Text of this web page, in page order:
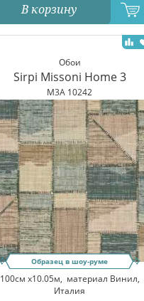
В корзину
Обои
Sirpi Missoni Home 3
M3A 10242
Образец в шоу-руме
100см x10.05м, материал Винил,
Италия